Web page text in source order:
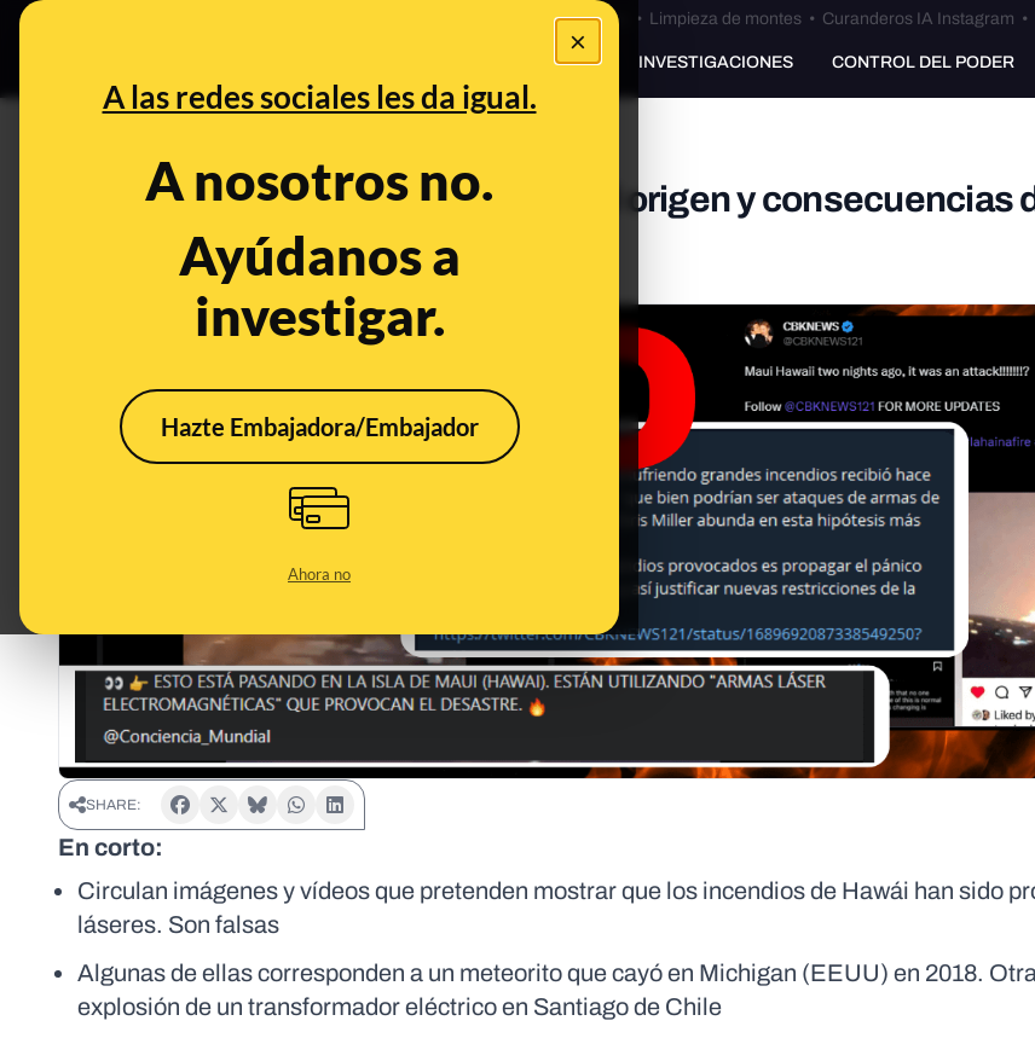
×
A las redes sociales les da igual.
A nosotros no.
Ayúdanos a
investigar.
Hazte Embajadora/Embajador
Ahora no
Bulos Ceuta • Limpieza de montes• Curanderos IA Instagram •
PREBUNKING INVESTIGACIONES CONTROL DEL PODER
Bulos y desinformaciones sobre el origen y consecuencias
incendios en Hawái
Aug 17, 2023, 5:51:22 PM
SHARE:
En corto:
Circulan imágenes y vídeos que pretenden mostrar que los incendios de Hawái han sido
láseres. Son falsas
Algunas de ellas corresponden a un meteorito que cayó en Michigan (EEUU) en 2018.
explosión de un transformador eléctrico en Santiago de Chile